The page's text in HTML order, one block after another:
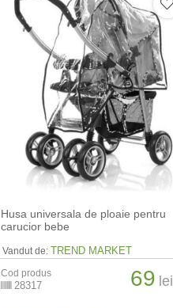
Husa universala de ploaie pentru
carucior bebe
Vandut de: TREND MARKET
Cod produs
28317 69 lei